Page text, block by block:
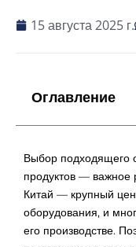
15 августа 2025 г.
Оглавление
Выбор подходящего
продуктов — важное
Китай — крупный
оборудования, и
его производстве.